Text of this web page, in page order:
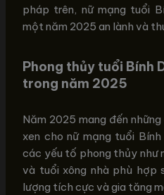
pháp trên, nữ mạng tuổi
một năm 2025 an lành và
Phong thủy tuổi Bính
trong năm 2025
Năm 2025 mang đến
xen cho nữ mạng tuổi
các yếu tố phong thủy như
và tuổi xông nhà phù hợp
lượng tích cực và gia tăng